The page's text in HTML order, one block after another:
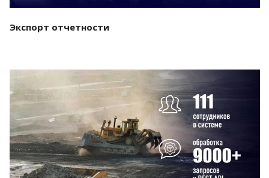
Экспорт отчетности
Смотреть проект